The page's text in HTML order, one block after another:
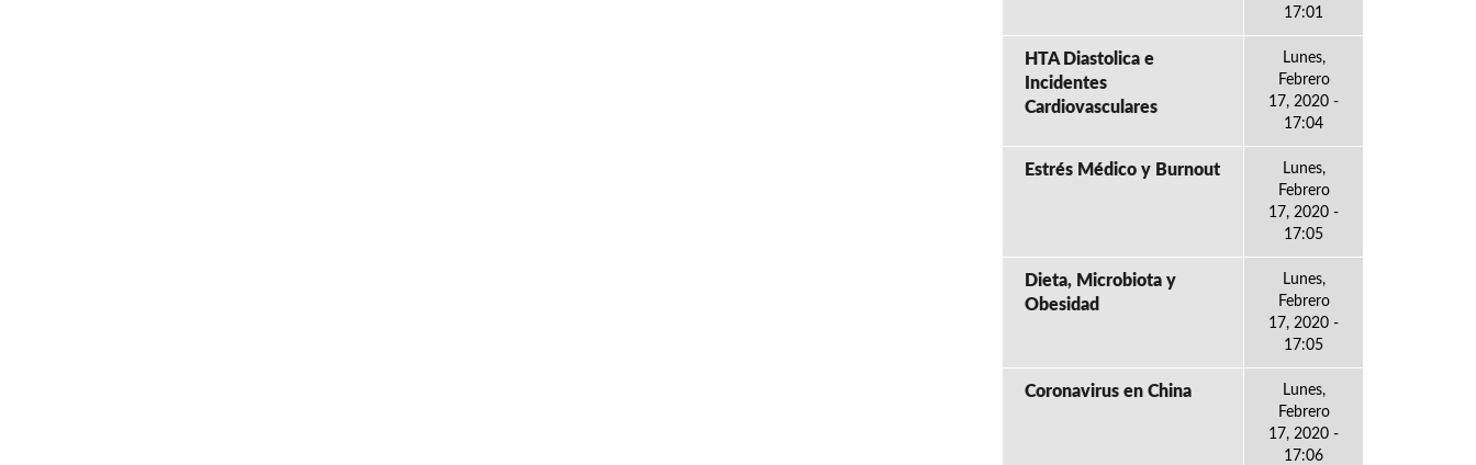
17:01
HTA Diastolica e
Incidentes
Cardiovasculares
Lunes,
Febrero
17, 2020 -
17:04
Estrés Médico y Burnout
Lunes,
Febrero
17, 2020 -
17:05
Dieta, Microbiota y
Obesidad
Lunes,
Febrero
17, 2020 -
17:05
Coronavirus en China
Lunes,
Febrero
17, 2020 -
17:06